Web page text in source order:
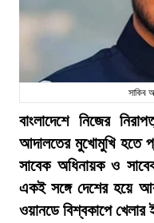
সাকিব
বাংলাদেশে নিজের
আদালতের মুখোমুখি হতে
সাবেক অধিনায়ক ও
একই সঙ্গে দেশের হয়ে
ওয়ানডে বিশ্বকাপে খেলার